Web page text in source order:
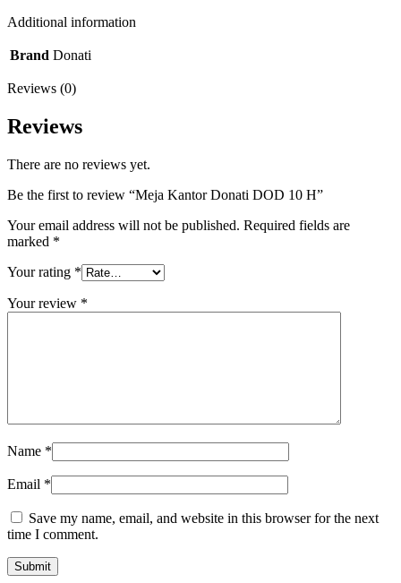
Additional information
Brand Donati
Reviews (0)
Reviews
There are no reviews yet.
Be the first to review “Meja Kantor Donati DOD 10 H”
Your email address will not be published. Required fields are
marked *
Your rating *
Your review *
Name *
Email *
Save my name, email, and website in this browser for the next
time I comment.